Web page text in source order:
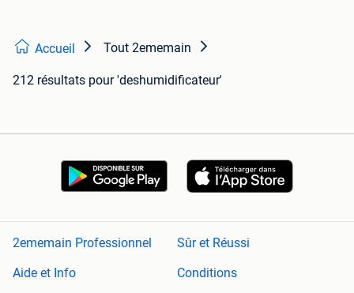
Accueil Tout 2ememain
212 résultats pour 'deshumidificateur'
2ememain Professionnel
Sûr et Réussi
Aide et Info
Conditions